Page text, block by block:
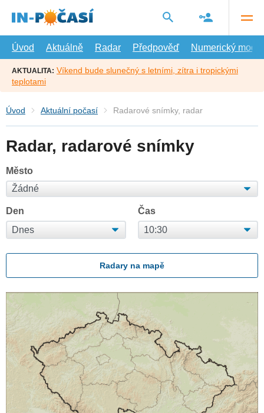
hlavní
Úvod
Aktuálně Radar Předpověď Numerický model
AKTUALITA: Víkend bude slunečný s letními, zítra i tropickými
teplotami
Úvod Aktuální počasí Radarové snímky, radar
Radar, radarové snímky
Město
Den Čas
Radary na mapě